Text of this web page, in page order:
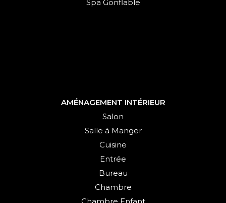
Spa Gonflable
AMÉNAGEMENT INTÉRIEUR
Salon
Salle à Manger
Cuisine
Entrée
Bureau
Chambre